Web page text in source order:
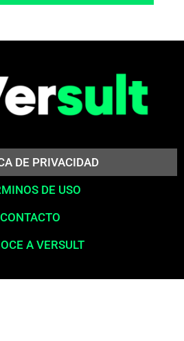
DE PRIVACIDAD
DE USO
CONTACTO
A VERSULT